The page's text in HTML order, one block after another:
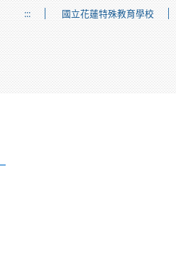
::: 國立花蓮特殊教育學校